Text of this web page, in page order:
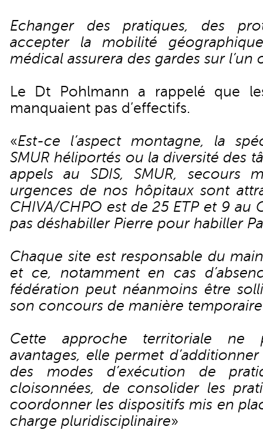
Echanger des pratiques, des
accepter la mobilité
médical assurera des gardes sur l’un
Le Dt Pohlmann a rappelé que
manquaient pas d’effectifs.
«Est-ce l’aspect montagne, la
SMUR héliportés ou la diversité des
appels au SDIS, SMUR, secours
urgences de nos hôpitaux sont
CHIVA/CHPO est de 25 ETP et 9 au
pas déshabiller Pierre pour habiller
Chaque site est responsable du
et ce, notamment en cas
fédération peut néanmoins être
son concours de manière
Cette approche territoriale ne
avantages, elle permet
des modes d’exécution de
cloisonnées, de consolider les
coordonner les dispositifs mis en
charge pluridisciplinaire»